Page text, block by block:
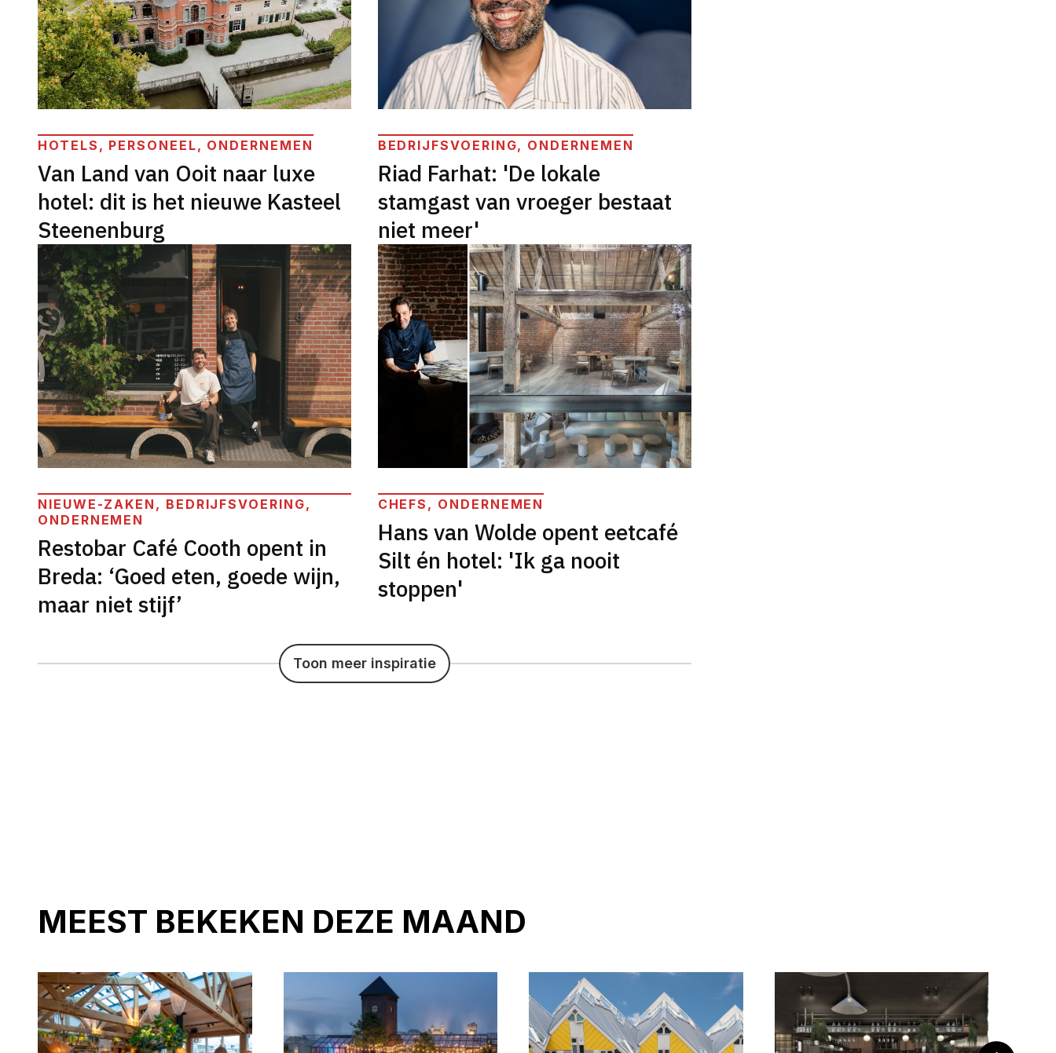
HOTELS, PERSONEEL, ONDERNEMEN
Van Land van Ooit naar luxe
hotel: dit is het nieuwe Kasteel
Steenenburg
BEDRIJFSVOERING, ONDERNEMEN
Riad Farhat: 'De lokale
stamgast van vroeger bestaat
niet meer'
NIEUWE-ZAKEN, BEDRIJFSVOERING,
ONDERNEMEN
Restobar Café Cooth opent in
Breda: ‘Goed eten, goede wijn,
maar niet stijf’
CHEFS, ONDERNEMEN
Hans van Wolde opent eetcafé
Silt én hotel: 'Ik ga nooit
stoppen'
Toon meer inspiratie
MEEST BEKEKEN DEZE MAAND